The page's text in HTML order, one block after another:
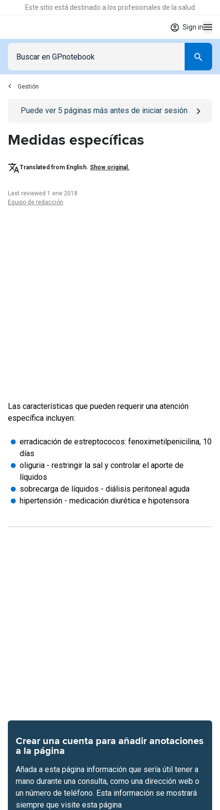
Este sitio está destinado a los profesionales de la salud
Sign in
Gestión
Go to/iniciar-sesionpage
Puede ver 5 páginas más antes de iniciar sesión
Medidas específicas
Translated from English. Show original.
Last reviewed 1 ene 2018
Equipo de redacción
Las características que pueden requerir una atención
específica incluyen:
erradicación de estreptococos: fenoximetilpenicilina, 10
días
oliguria - restringir la sal y controlar el aporte de
líquidos
sobrecarga de líquidos - diálisis peritoneal aguda
hipertensión - medicación diurética e hipotensora
Crear una cuenta para añadir anotaciones
a la página
Añada a esta página información que sería útil tener a
mano durante una consulta, como una dirección web o
un número de teléfono. Esta información se mostrará
siempre que visite esta página